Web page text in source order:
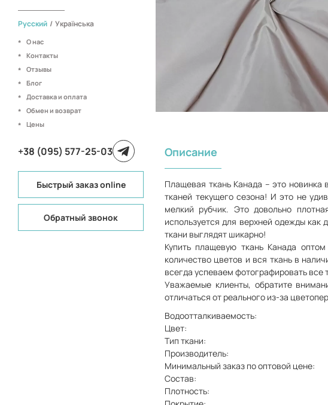
Русский / Українська
О нас
Контакты
Отзывы
Блог
Доставка и оплата
Обмен и возврат
Цены
+38 (095) 577-25-03
Быстрый заказ online
Обратный звонок
Описание
Плащевая ткань Канада – это
тканей текущего сезона! И это не
мелкий рубчик. Это довольно
используется для верхней одежды как
ткани выглядят шикарно!
Купить плащевую ткань Канада
количество цветов и вся ткань в
всегда успеваем фотографировать все
Уважаемые клиенты, обратите
отличаться от реального из-за
Водоотталкиваемость:
Цвет:
Тип ткани:
Производитель:
Минимальный заказ по оптовой цене:
Состав:
Плотность: